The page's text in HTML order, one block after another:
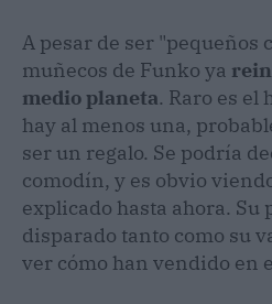
A pesar de ser "pequeños
muñecos de Funko ya
medio planeta. Raro es el
hay al menos una,
ser un regalo. Se podría
comodín, y es obvio
explicado hasta ahora. Su
disparado tanto como su
ver cómo han vendido en